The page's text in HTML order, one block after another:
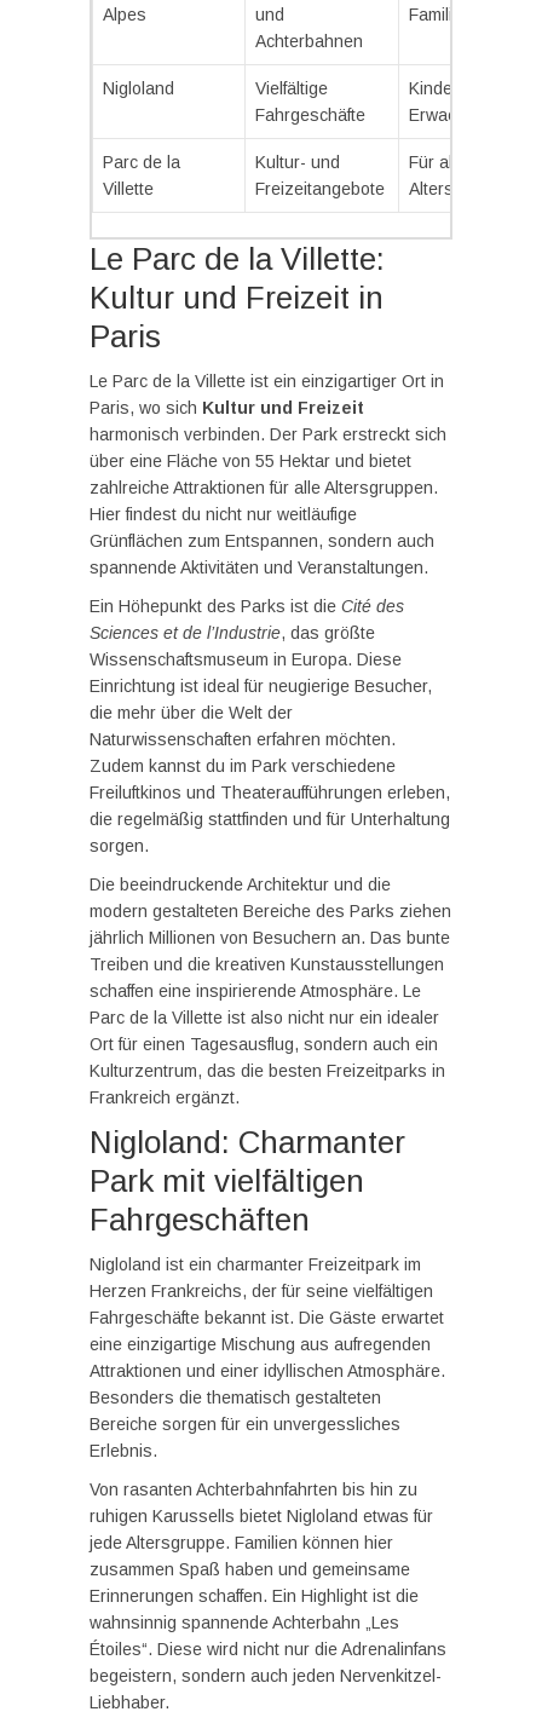
Alpes
und
Achterbahnen
Familie
Nigloland
Vielfältige
Fahrgeschäfte
Kinder und
Erwachsene
Parc de la
Villette
Kultur- und
Freizeitangebote
Für alle
Altersgruppen
Le Parc de la Villette:
Kultur und Freizeit in
Paris
Le Parc de la Villette ist ein einzigartiger Ort in
Paris, wo sich Kultur und Freizeit
harmonisch verbinden. Der Park erstreckt sich
über eine Fläche von 55 Hektar und bietet
zahlreiche Attraktionen für alle Altersgruppen.
Hier findest du nicht nur weitläufige
Grünflächen zum Entspannen, sondern auch
spannende Aktivitäten und Veranstaltungen.
Ein Höhepunkt des Parks ist die Cité des
Sciences et de l’Industrie, das größte
Wissenschaftsmuseum in Europa. Diese
Einrichtung ist ideal für neugierige Besucher,
die mehr über die Welt der
Naturwissenschaften erfahren möchten.
Zudem kannst du im Park verschiedene
Freiluftkinos und Theateraufführungen erleben,
die regelmäßig stattfinden und für Unterhaltung
sorgen.
Die beeindruckende Architektur und die
modern gestalteten Bereiche des Parks ziehen
jährlich Millionen von Besuchern an. Das bunte
Treiben und die kreativen Kunstausstellungen
schaffen eine inspirierende Atmosphäre. Le
Parc de la Villette ist also nicht nur ein idealer
Ort für einen Tagesausflug, sondern auch ein
Kulturzentrum, das die besten Freizeitparks in
Frankreich ergänzt.
Nigloland: Charmanter
Park mit vielfältigen
Fahrgeschäften
Nigloland ist ein charmanter Freizeitpark im
Herzen Frankreichs, der für seine vielfältigen
Fahrgeschäfte bekannt ist. Die Gäste erwartet
eine einzigartige Mischung aus aufregenden
Attraktionen und einer idyllischen Atmosphäre.
Besonders die thematisch gestalteten
Bereiche sorgen für ein unvergessliches
Erlebnis.
Von rasanten Achterbahnfahrten bis hin zu
ruhigen Karussells bietet Nigloland etwas für
jede Altersgruppe. Familien können hier
zusammen Spaß haben und gemeinsame
Erinnerungen schaffen. Ein Highlight ist die
wahnsinnig spannende Achterbahn „Les
Étoiles“. Diese wird nicht nur die Adrenalinfans
begeistern, sondern auch jeden Nervenkitzel-
Liebhaber.